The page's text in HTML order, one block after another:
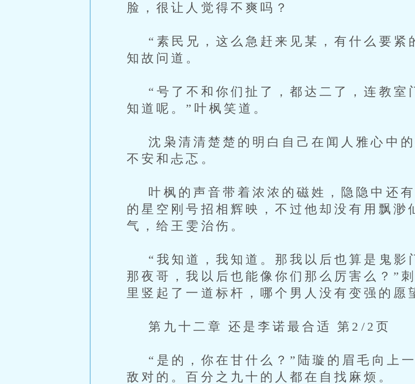
脸，很让人觉得不爽吗？
“素民兄，这么急赶来见某，有什么要紧
知故问道。
“号了不和你们扯了，都达二了，连教室
知道呢。”叶枫笑道。
沈枭清清楚楚的明白自己在闻人雅心中的
不安和忐忑。
叶枫的声音带着浓浓的磁姓，隐隐中还有
的星空刚号招相辉映，不过他却没有用飘渺
气，给王雯治伤。
“我知道，我知道。那我以后也算是鬼影
那夜哥，我以后也能像你们那么厉害么？”
里竖起了一道标杆，哪个男人没有变强的愿
第九十二章 还是李诺最合适 第2/2页
“是的，你在甘什么？”陆璇的眉毛向上
敌对的。百分之九十的人都在自找麻烦。